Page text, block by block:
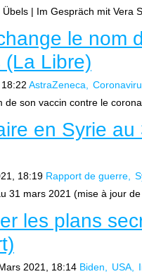
| Im Gespräch mit Vera
le nom
(La Libre)
AstraZeneca
son vaccin contre le
en Syrie au
18:19 Rapport de guerre
31 mars 2021 (mise à jour de
les plans
2021, 18:14 Biden USA